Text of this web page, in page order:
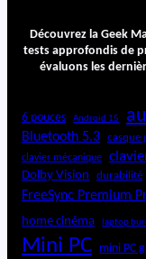
Découvrez la Geek
tests approfondis de
évaluons les
6 pouces Android 15
Bluetooth 5.3 casque
clavier mécanique
Dolby Vision durabilité
FreeSync Premium
home cinéma laptop
Mini PC mini PC